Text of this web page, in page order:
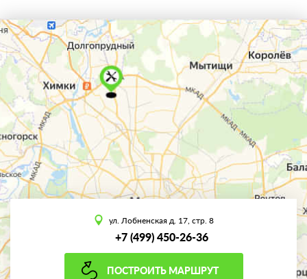
ул. Лобненская д. 17, стр. 8
+7 (499) 450-26-36
ПОСТРОИТЬ МАРШРУТ